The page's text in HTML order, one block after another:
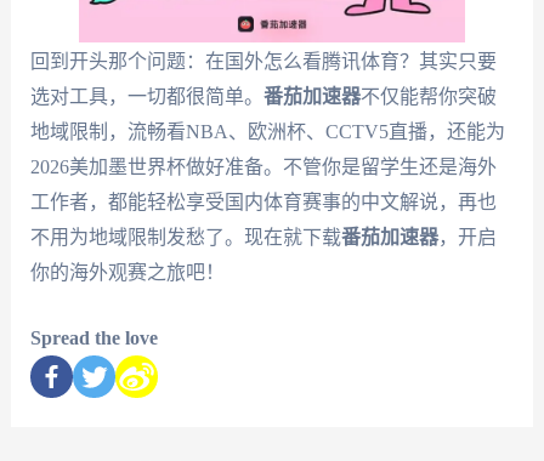
回到开头那个问题：在国外怎么看腾讯体育？其实只要
选对工具，一切都很简单。 番茄加速器不仅能帮你突破
地域限制，流畅看NBA、欧洲杯、CCTV5直播，还能为
2026美加墨世界杯做好准备。不管你是留学生还是海外
工作者，都能轻松享受国内体育赛事的中文解说，再也
不用为地域限制发愁了。现在就下载番茄加速器，开启
你的海外观赛之旅吧！
Spread the love